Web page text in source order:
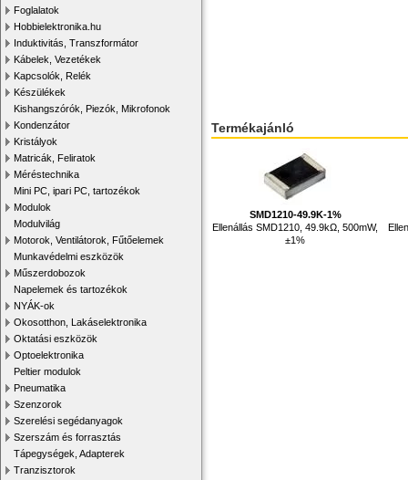
Foglalatok
Hobbielektronika.hu
Induktivitás, Transzformátor
Kábelek, Vezetékek
Kapcsolók, Relék
Készülékek
Kishangszórók, Piezók, Mikrofonok
Kondenzátor
Kristályok
Matricák, Feliratok
Méréstechnika
Mini PC, ipari PC, tartozékok
Modulok
Modulvilág
Motorok, Ventilátorok, Fűtőelemek
Munkavédelmi eszközök
Műszerdobozok
Napelemek és tartozékok
NYÁK-ok
Okosotthon, Lakáselektronika
Oktatási eszközök
Optoelektronika
Peltier modulok
Pneumatika
Szenzorok
Szerelési segédanyagok
Szerszám és forrasztás
Tápegységek, Adapterek
Tranzisztorok
Termékajánló
SMD1210-49.9K-1%
Ellenállás SMD1210, 49.9kΩ, 500mW,
±1%